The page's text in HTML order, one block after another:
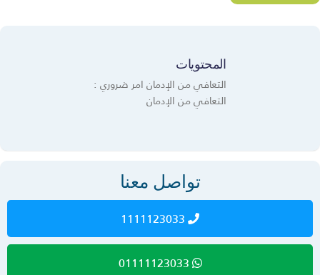
المحتويات
التعافي من الإدمان امر ضروري :
التعافي من الإدمان
تواصل معنا
1111123033
01111123033